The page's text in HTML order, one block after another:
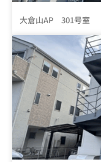
大倉山AP 301号室